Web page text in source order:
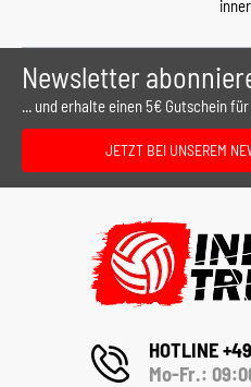
Newsletter
... und erhalte einen 5€ Gutschein
JETZT BEI UNSEREM
HOTLINE
Mo-Fr.: